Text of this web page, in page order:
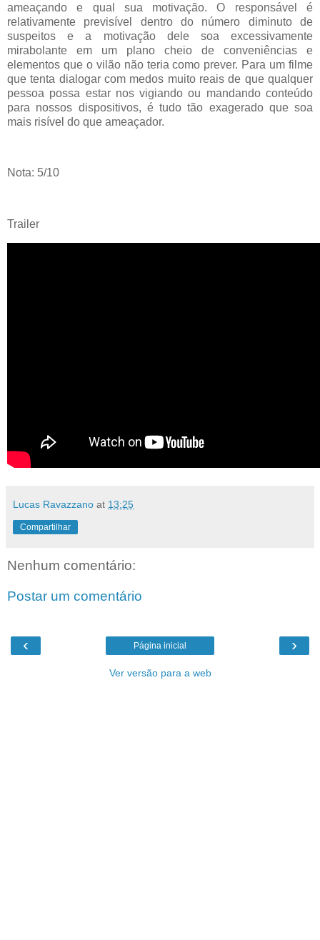
ameaçando e qual sua motivação. O responsável é
relativamente previsível dentro do número diminuto de
suspeitos e a motivação dele soa excessivamente
mirabolante em um plano cheio de conveniências e
elementos que o vilão não teria como prever. Para um filme
que tenta dialogar com medos muito reais de que qualquer
pessoa possa estar nos vigiando ou mandando conteúdo
para nossos dispositivos, é tudo tão exagerado que soa
mais risível do que ameaçador.
Nota: 5/10
Trailer
Lucas Ravazzano at 13:25
Compartilhar
Nenhum comentário:
Postar um comentário
‹ ›
Página inicial
Ver versão para a web